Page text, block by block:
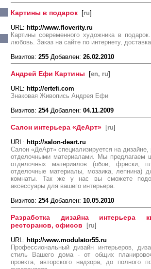
Картины в подарок [ru]
URL: http://www.floverity.ru
Картины современного художника в
любовь. Заказ на сайте по интернету,
Визитов: 255 Добавлен: 26.02.2010
Андрей Ефи Картины [en, ru]
URL: http://ertefi.com
Знаковая Живопись Андрея Ефи
Визитов: 254Добавлен: 04.11.2009
Салон интерьера «ДеАрт» [ru]
URL: http://salon-deart.ru
Салон «ДеАрт» специализируется на
отделочными материалами. Мы предлагаем
отделочных материалов (обои, фрески,
отделочные материалы, мозаика, лепнина)
комнаты. Так же у нас вы сможете
аксессуары для вашего интерьера.
Визитов: 254Добавлен: 10.05.2010
Разработка дизайна интерьера
ресторанов, офисов [ru]
URL: http://www.modulator55.ru
Профессиональный дизайн интерьеров,
стиль Вашего дома - от общих
проекта, авторского надзора, до полного